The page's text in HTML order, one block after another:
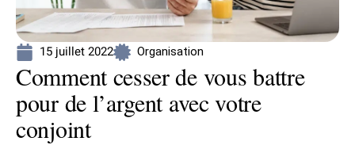
15 juillet 2022 Organisation
Comment cesser de vous battre
pour de l’argent avec votre
conjoint